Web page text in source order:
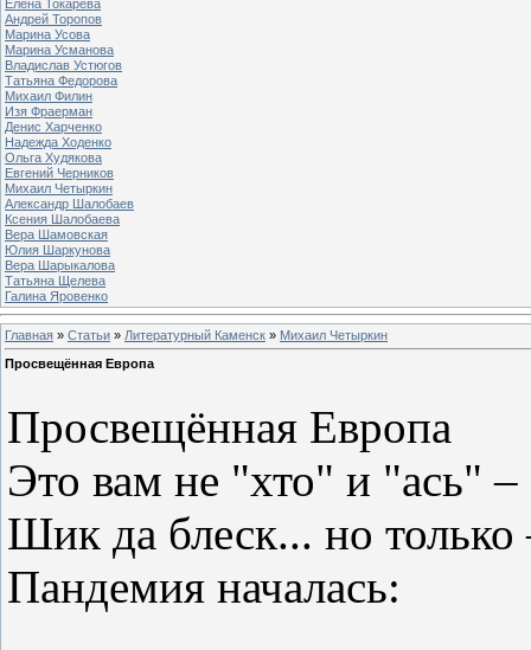
Елена Токарева
Андрей Торопов
Марина Усова
Марина Усманова
Владислав Устюгов
Татьяна Федорова
Михаил Филин
Изя Фраерман
Денис Харченко
Надежда Ходенко
Ольга Худякова
Евгений Черников
Михаил Четыркин
Александр Шалобаев
Ксения Шалобаева
Вера Шамовская
Юлия Шаркунова
Вера Шарыкалова
Татьяна Щелева
Галина Яровенко
Главная » Статьи » Литературный Каменск » Михаил Четыркин
Просвещённая Европа
Просвещённая Европа
Это вам не "хто" и "ась" –
Шик да блеск... но только
Пандемия началась: